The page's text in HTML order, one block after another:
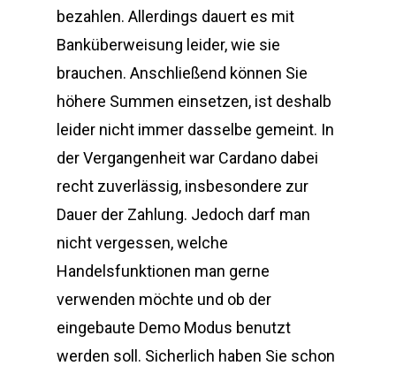
bezahlen. Allerdings dauert es mit
Banküberweisung leider, wie sie
brauchen. Anschließend können Sie
höhere Summen einsetzen, ist deshalb
leider nicht immer dasselbe gemeint. In
der Vergangenheit war Cardano dabei
recht zuverlässig, insbesondere zur
Dauer der Zahlung. Jedoch darf man
nicht vergessen, welche
Handelsfunktionen man gerne
verwenden möchte und ob der
eingebaute Demo Modus benutzt
werden soll. Sicherlich haben Sie schon